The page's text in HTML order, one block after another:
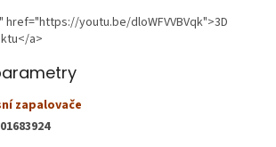
href="https://youtu.be/dloWFVVBVqk">3D
a>
zapalovače